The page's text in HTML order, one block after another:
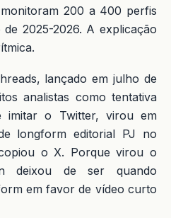
200 a 400 perfis
2025-2026. A explicação
lançado em julho de
analistas como tentativa
imitar o Twitter, virou em
longform editorial PJ no
o X. Porque virou o
deixou de ser quando
em favor de vídeo curto